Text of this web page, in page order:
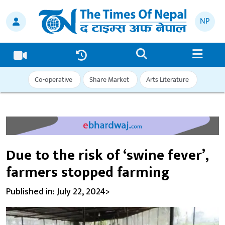
NP
Co-operative Share Market Arts Literature
Due to the risk of ‘swine fever’,
farmers stopped farming
Published in: July 22, 2024>